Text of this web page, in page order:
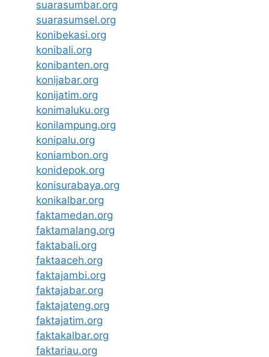
suarasumbar.org
suarasumsel.org
konibekasi.org
konibali.org
konibanten.org
konijabar.org
konijatim.org
konimaluku.org
konilampung.org
konipalu.org
koniambon.org
konidepok.org
konisurabaya.org
konikalbar.org
faktamedan.org
faktamalang.org
faktabali.org
faktaaceh.org
faktajambi.org
faktajabar.org
faktajateng.org
faktajatim.org
faktakalbar.org
faktariau.org